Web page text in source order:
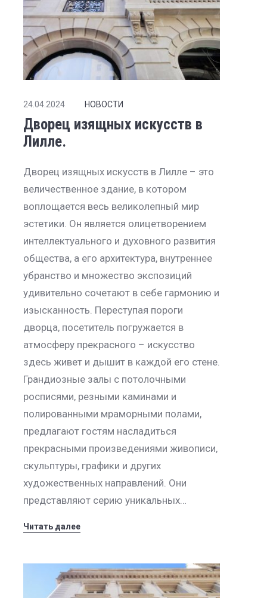
24.04.2024 НОВОСТИ
Дворец изящных искусств в
Лилле.
Дворец изящных искусств в Лилле – это
величественное здание, в котором
воплощается весь великолепный мир
эстетики. Он является олицетворением
интеллектуального и духовного развития
общества, а его архитектура, внутреннее
убранство и множество экспозиций
удивительно сочетают в себе гармонию и
изысканность. Переступая пороги
дворца, посетитель погружается в
атмосферу прекрасного – искусство
здесь живет и дышит в каждой его стене.
Грандиозные залы с потолочными
росписями, резными каминами и
полированными мраморными полами,
предлагают гостям насладиться
прекрасными произведениями живописи,
скульптуры, графики и других
художественных направлений. Они
представляют серию уникальных…
Читать далее